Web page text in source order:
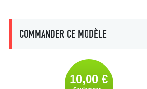
COMMANDER CE MODÈLE
10,00 €